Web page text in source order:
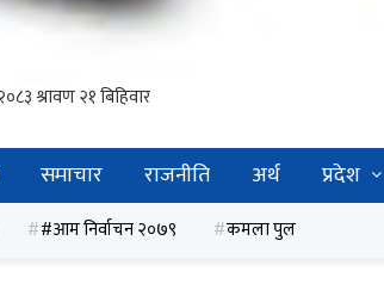
समाचार राजनीति अर्थ प्रदेश
#आम निर्वाचन २०७९ कमला पुल